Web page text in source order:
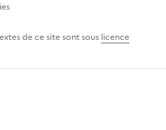
de ce site sont sous licence